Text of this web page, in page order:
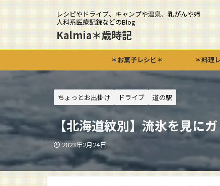
レシピやドライブ、キャンプや温泉、乳がんや婦
人科系医療記録などのBlog
Kalmia＊歳時記
＊お菓子レシピ＊ ＊料理
ちょっとお出掛け ドライブ 道の駅
【北海道紋別】流氷を見に
2023年2月24日